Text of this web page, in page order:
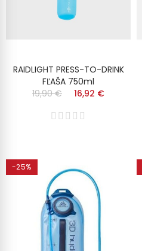
RAIDLIGHT PRESS-TO-DRINK
FĽAŠA 750ml
19,90 €
16,92 €
-25%